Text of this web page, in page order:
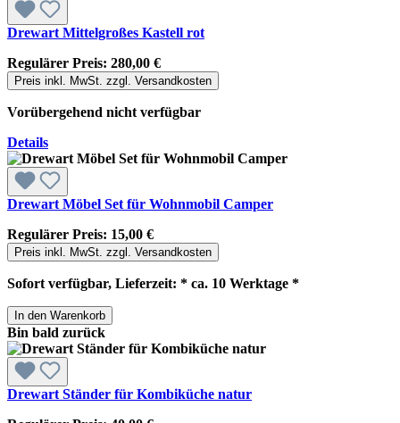
Drewart Mittelgroßes Kastell rot
Regulärer Preis: 280,00 €
Preis inkl. MwSt. zzgl. Versandkosten
Vorübergehend nicht verfügbar
Details
Drewart Möbel Set für Wohnmobil Camper
Regulärer Preis: 15,00 €
Preis inkl. MwSt. zzgl. Versandkosten
Sofort verfügbar, Lieferzeit: * ca. 10 Werktage *
In den Warenkorb
Bin bald zurück
Drewart Ständer für Kombiküche natur